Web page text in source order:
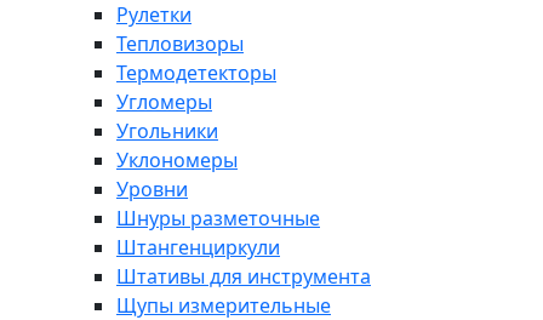
Рулетки
Тепловизоры
Термодетекторы
Угломеры
Угольники
Уклономеры
Уровни
Шнуры разметочные
Штангенциркули
Штативы для инструмента
Щупы измерительные